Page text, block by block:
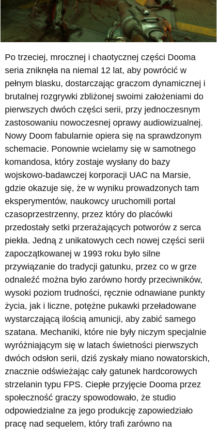
Po trzeciej, mrocznej i chaotycznej części Dooma
seria zniknęła na niemal 12 lat, aby powrócić w
pełnym blasku, dostarczając graczom dynamicznej i
brutalnej rozgrywki zbliżonej swoimi założeniami do
pierwszych dwóch części serii, przy jednoczesnym
zastosowaniu nowoczesnej oprawy audiowizualnej.
Nowy Doom fabularnie opiera się na sprawdzonym
schemacie. Ponownie wcielamy się w samotnego
komandosa, który zostaje wysłany do bazy
wojskowo-badawczej korporacji UAC na Marsie,
gdzie okazuje się, że w wyniku prowadzonych tam
eksperymentów, naukowcy uruchomili portal
czasoprzestrzenny, przez który do placówki
przedostały setki przerażających potworów z serca
piekła. Jedną z unikatowych cech nowej części serii
zapoczątkowanej w 1993 roku było silne
przywiązanie do tradycji gatunku, przez co w grze
odnaleźć można było zarówno hordy przeciwników,
wysoki poziom trudności, ręcznie odnawiane punkty
życia, jak i liczne, potężne pukawki przeładowane
wystarczającą ilością amunicji, aby zabić samego
szatana. Mechaniki, które nie były niczym specjalnie
wyróżniającym się w latach świetności pierwszych
dwóch odsłon serii, dziś zyskały miano nowatorskich,
znacznie odświeżając cały gatunek hardcorowych
strzelanin typu FPS. Ciepłe przyjęcie Dooma przez
społeczność graczy spowodowało, że studio
odpowiedzialne za jego produkcję zapowiedziało
pracę nad sequelem, który trafi zarówno na